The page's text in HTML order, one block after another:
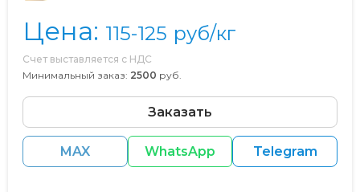
Цена: 115-125 руб/кг
Счет выставляется с НДС
Минимальный заказ: 2500 руб.
Заказать
MAX WhatsApp Telegram